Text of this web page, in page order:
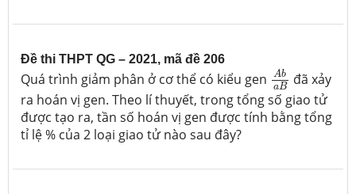
Đề thi THPT QG – 2021, mã đề 206
Quá trình giảm phân ở cơ thể có kiểu gen Ab
aB
Ab B
đã xảy
ra hoán vị gen. Theo lí thuyết, trong tổng số giao tử
được tạo ra, tần số hoán vị gen được tính bằng tổng
tỉ lệ % của 2 loại giao tử nào sau đây?